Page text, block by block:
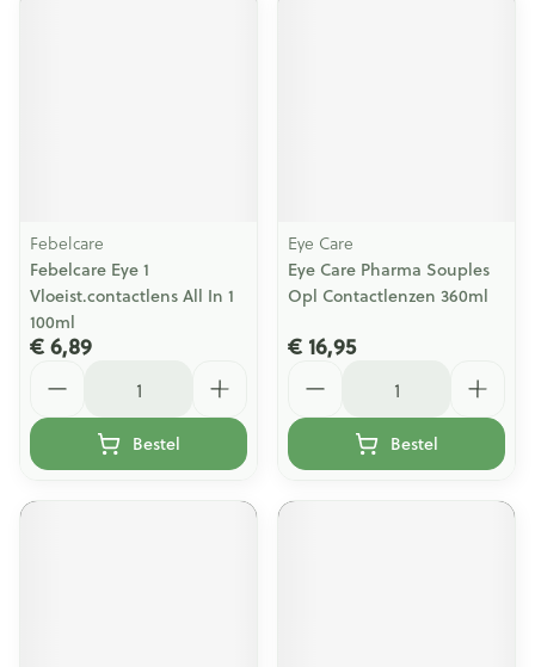
Febelcare
Febelcare Eye 1
Vloeist.contactlens All In 1
100ml
€ 6,89
Bestel
Eye Care
Eye Care Pharma Souples
Opl Contactlenzen 360ml
€ 16,95
Bestel